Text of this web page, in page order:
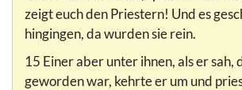
zeigt euch den Priestern! Und es
hingingen, da wurden sie rein.
15 Einer aber unter ihnen, als er sah,
geworden war, kehrte er um und